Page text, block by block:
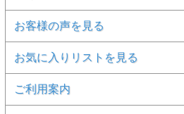
お客様の声を見る
お気に入りリストを見る
ご利用案内